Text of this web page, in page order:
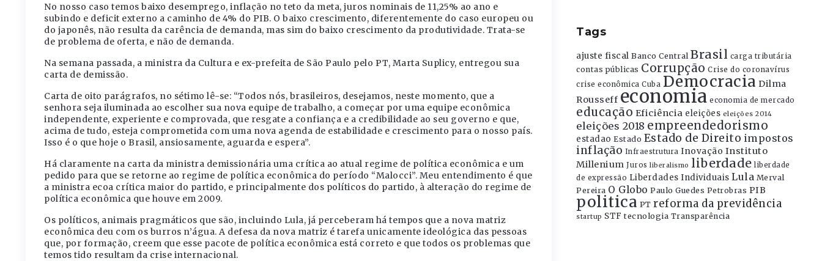
No nosso caso temos baixo desemprego, inflação no teto da meta, juros nominais de 11,25% ao ano e
subindo e deficit externo a caminho de 4% do PIB. O baixo crescimento, diferentemente do caso europeu ou
do japonês, não resulta da carência de demanda, mas sim do baixo crescimento da produtividade. Trata-se
de problema de oferta, e não de demanda.
Na semana passada, a ministra da Cultura e ex-prefeita de São Paulo pelo PT, Marta Suplicy, entregou sua
carta de demissão.
Carta de oito parágrafos, no sétimo lê-se: “Todos nós, brasileiros, desejamos, neste momento, que a
senhora seja iluminada ao escolher sua nova equipe de trabalho, a começar por uma equipe econômica
independente, experiente e comprovada, que resgate a confiança e a credibilidade ao seu governo e que,
acima de tudo, esteja comprometida com uma nova agenda de estabilidade e crescimento para o nosso país.
Isso é o que hoje o Brasil, ansiosamente, aguarda e espera”.
Há claramente na carta da ministra demissionária uma crítica ao atual regime de política econômica e um
pedido para que se retorne ao regime de política econômica do período “Malocci”. Meu entendimento é que
a ministra ecoa crítica maior do partido, e principalmente dos políticos do partido, à alteração do regime de
política econômica que houve em 2009.
Os políticos, animais pragmáticos que são, incluindo Lula, já perceberam há tempos que a nova matriz
econômica deu com os burros n’água. A defesa da nova matriz é tarefa unicamente ideológica das pessoas
que, por formação, creem que esse pacote de política econômica está correto e que todos os problemas que
temos tido resultam da crise internacional.
Tags
ajuste fiscal Banco Central Brasil carga tributária
contas públicas Corrupção Crise do coronavírus
crise econômica Cuba Democracia Dilma
Rousseff economia economia de mercado
educação Eficiência eleições eleições 2014
eleições 2018 empreendedorismo
estadao Estado Estado de Direito impostos
inflação Infraestrutura Inovação Instituto
Millenium Juros liberalismo liberdade liberdade
de expressão Liberdades Individuais Lula Merval
Pereira O Globo Paulo Guedes Petrobras PIB
politica PT reforma da previdência
startup STF tecnologia Transparência